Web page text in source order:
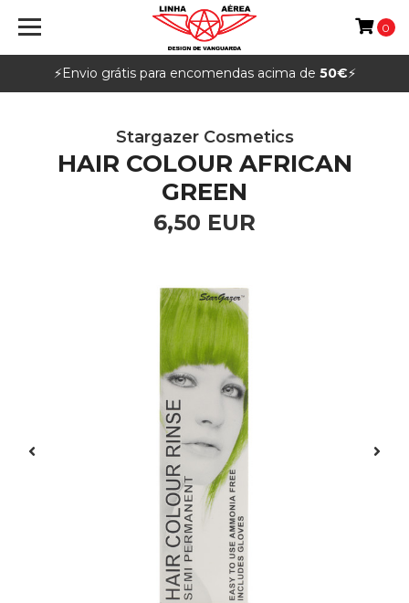
⚡️Envio grátis para encomendas acima de 50€⚡️
0
Stargazer Cosmetics
HAIR COLOUR AFRICAN
GREEN
6,50 EUR